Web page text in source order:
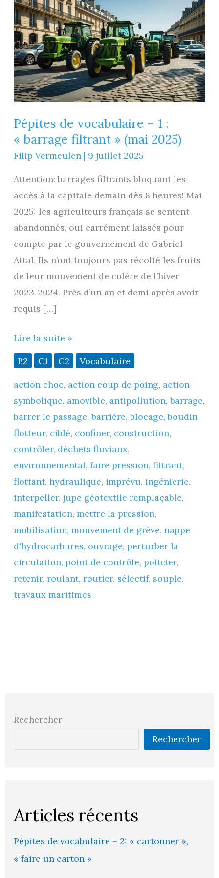
Pépites de vocabulaire – 1 :
« barrage filtrant » (mai 2025)
Filip Vermeulen | 9 juillet 2025
Attention: barrages filtrants bloquant les
accès à la capitale demain dès 8 heures! Mai
2025: les agriculteurs français se sentent
abandonnés, oui carrément laissés pour
compte par le gouvernement de Gabriel
Attal. Ils n’ont toujours pas récolté les fruits
de leur mouvement de colère de l’hiver
2023-2024. Près d’un an et demi après avoir
requis […]
Pépites
de
vocabulaire
–
1
:
« barrage
filtrant »
(mai
2025)
Lire la suite »
B2 C1 C2 Vocabulaire
action choc, action coup de poing, action
symbolique, amovible, antipollution,barrage,
barrer le passage,barrière,blocage,boudin
flotteur, ciblé, confiner, construction,
contrôler, déchets fluviaux,
environnemental, faire pression, filtrant,
flottant, hydraulique, imprévu, ingénierie,
interpeller, jupe géotextile remplaçable,
manifestation, mettre la pression,
mobilisation, mouvement de grève, nappe
d'hydrocarbures, ouvrage, perturber la
circulation, point de contrôle, policier,
retenir, roulant, routier, sélectif, souple,
travaux maritimes
Rechercher
Rechercher
Articles récents
Pépites de vocabulaire – 2: « cartonner »,
« faire un carton »